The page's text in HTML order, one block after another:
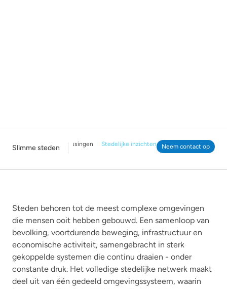
Slimme stedenOnze oplossingen Stedelijke inzichten Neem contact op
Steden behoren tot de meest complexe omgevingen
die mensen ooit hebben gebouwd. Een samenloop van
bevolking, voortdurende beweging, infrastructuur en
economische activiteit, samengebracht in sterk
gekoppelde systemen die continu draaien - onder
constante druk. Het volledige stedelijke netwerk maakt
deel uit van één gedeeld omgevingssysteem, waarin